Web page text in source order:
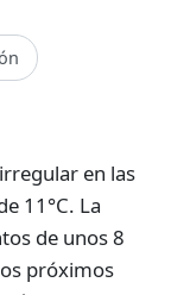
en las
11°C. La
de unos 8
próximos